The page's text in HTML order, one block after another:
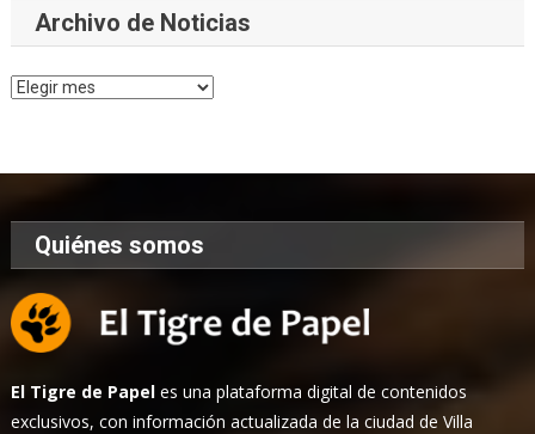
Archivo de Noticias
Archivo
Quiénes somos
El Tigre de Papel es una plataforma digital de contenidos
exclusivos, con información actualizada de la ciudad de Villa